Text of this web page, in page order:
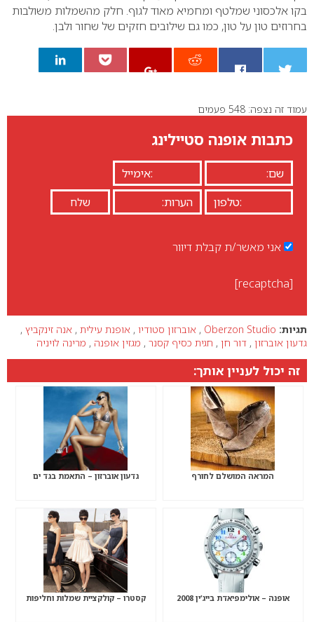
בקו אלכסוני שמלטף ומחמיא מאוד לגוף. חלק מהשמלות משולבות
בחרוזים טון על טון, כמו גם שילובים חזקים של שחור ולבן.
0
עמוד זה נצפה: 548 פעמים
כתבות אופנה סטיילינג
אני מאשר/ת קבלת דיוור
[recaptcha]
תגיות: Oberzon Studio
, אוברזון סטודיו , אופנת עילית , אנה זינקביץ ,
גדעון אוברזון , דור חן , חגית כסיף קסנר , מגזין אופנה , מרינה לויניה
זה יכול לעניין אותך:
המראה המושלם לחורף גדעון אוברזון – התאמת בגד ים
אופנה – אולימפיאדת בייג’ין 2008 קסטרו – קולקציית שמלות וחליפות